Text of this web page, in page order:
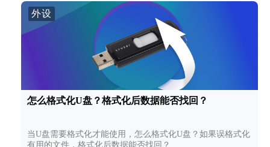
外设
怎么格式化U盘？格式化后数据能否找回？
当U盘需要格式化才能使用，怎么格式化U盘？如果误格式化
有用的文件，格式化后数据能否找回？